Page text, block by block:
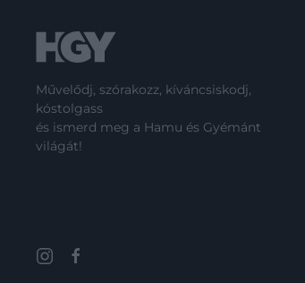
Művelődj, szórakozz, kíváncsiskodj,
kóstolgass
és ismerd meg a Hamu és Gyémánt
világát!